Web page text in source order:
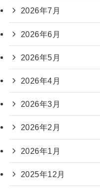
2026年7月
2026年6月
2026年5月
2026年4月
2026年3月
2026年2月
2026年1月
2025年12月